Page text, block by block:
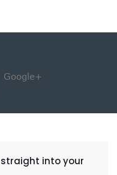
Google+
into your